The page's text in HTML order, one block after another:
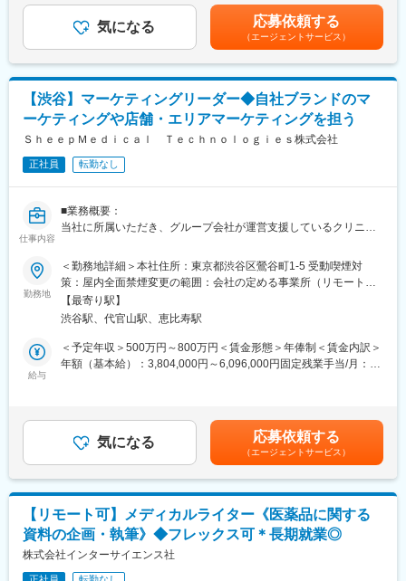
そのため、「来院率」や「契約率」、売上といった事業の根幹デ
ータまで把握したマーケティングが可能です。
そのデータを武器に、事業収益に直結する本質的な分析・施策を
立案し、自分の運用でクリニックのリードが増え、契約数が伸
び、売上が上がっていくという手触り感を感じられる業務です。
変更の範囲：会社の定める業務
メントをお任せします。
矯正器具の製造・販売を行っています。
キレイライン矯正は、美容クリニックや大手脱毛クリニックの立
ち上げを行った医師でもある当社CEOと、業界で名前の知られる
マーケティング会社の代表がタッグを組み「矯正を通じて笑顔に
なる人を増やしたい」という志によって生まれたブランドです。
『高額でハードルが高い』という従来のイメージを変え、多くの
方の歯の悩みを解決したいとブランドを育ててきた結果、既に10
万人以上の患者様が笑顔になるお手伝いをしてきました。
2022年6月にマーケティングに特化した子会社である
SheepMedical Technologies株式会社を設立、また同年9月にはク
設立し、キレイライン矯正だけにとどまらず幅広い歯科の領域で
患者様を笑顔にするサービスを展開しております。
変更の範囲：会社の定める業務
金はあくまでも目安の金額であり、選考を通じて上下する可能性
があります。月給(月額)は固定手当を含めた表記です。
気になる 応募依頼する
（エージェントサービス）
【渋谷】マーケティングリーダー◆自社ブランドのマ
ーケティングや店舗・エリアマーケティングを担う
ＳｈｅｅｐＭｅｄｉｃａｌ Ｔｅｃｈｎｏｌｏｇｉｅｓ株式会社
正社員 転勤なし
仕事内容
■業務概要：
当社に所属いただき、グループ会社が運営支援しているクリニッ
■業務内容詳細：
◇2名～のチームマネジメント
◇予実管理
◇予算計画策定
◇マーケティング戦略・戦術立案／実行
◇プロジェクトマネジメント
グのご経験も積むことが可能です。
矯正器具の製造・販売を行っています。
キレイライン矯正は、美容クリニックや大手脱毛クリニックの立
ち上げを行った医師でもある当社CEOと、業界で名前の知られる
マーケティング会社の代表がタッグを組み「矯正を通じて笑顔に
なる人を増やしたい」という志によって生まれたブランドです。
勤務地
＜勤務地詳細＞本社住所：東京都渋谷区鶯谷町1-5 受動喫煙対
策：屋内全面禁煙変更の範囲：会社の定める事業所（リモートワ
ーク含む）
【最寄り駅】
渋谷駅、代官山駅、恵比寿駅
給与
＜予定年収＞500万円～800万円＜賃金形態＞年俸制＜賃金内訳＞
年額（基本給）：3,804,000円～6,096,000円固定残業手当/月：
金はあくまでも目安の金額であり、選考を通じて上下する可能性
があります。月給(月額)は固定手当を含めた表記です。
気になる 応募依頼する
（エージェントサービス）
【リモート可】メディカルライター《医薬品に関する
資料の企画・執筆》◆フレックス可＊長期就業◎
株式会社インターサイエンス社